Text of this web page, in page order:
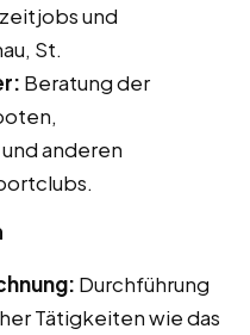
und
St.
Beratung der
anderen
Durchführung
Tätigkeiten wie das